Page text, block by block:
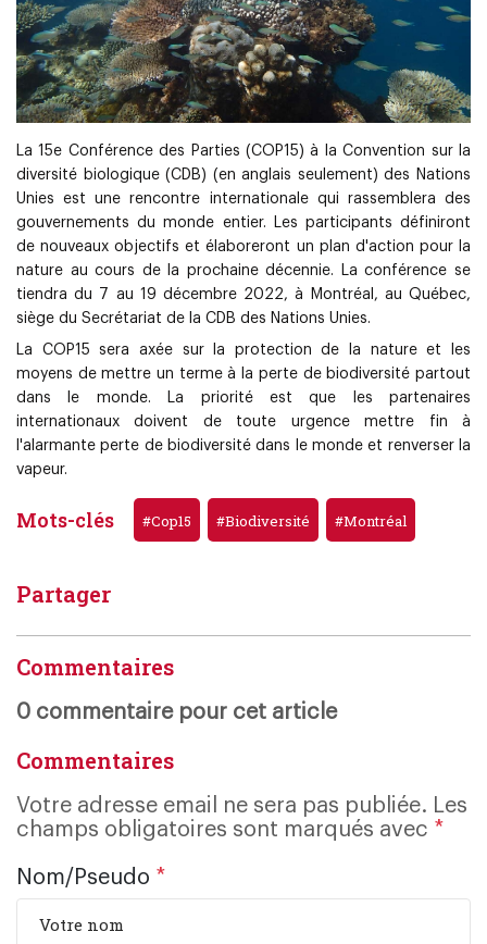
La 15e Conférence des Parties (COP15) à la Convention sur la
diversité biologique (CDB) (en anglais seulement) des Nations
Unies est une rencontre internationale qui rassemblera des
gouvernements du monde entier. Les participants définiront
de nouveaux objectifs et élaboreront un plan d'action pour la
nature au cours de la prochaine décennie. La conférence se
tiendra du 7 au 19 décembre 2022, à Montréal, au Québec,
siège du Secrétariat de la CDB des Nations Unies.
La COP15 sera axée sur la protection de la nature et les
moyens de mettre un terme à la perte de biodiversité partout
dans le monde. La priorité est que les partenaires
internationaux doivent de toute urgence mettre fin à
l'alarmante perte de biodiversité dans le monde et renverser la
vapeur.
Mots-clés #Cop15 #Biodiversité #Montréal
Partager
Commentaires
0 commentaire pour cet article
Commentaires
Votre adresse email ne sera pas publiée. Les
champs obligatoires sont marqués avec *
Nom/Pseudo *